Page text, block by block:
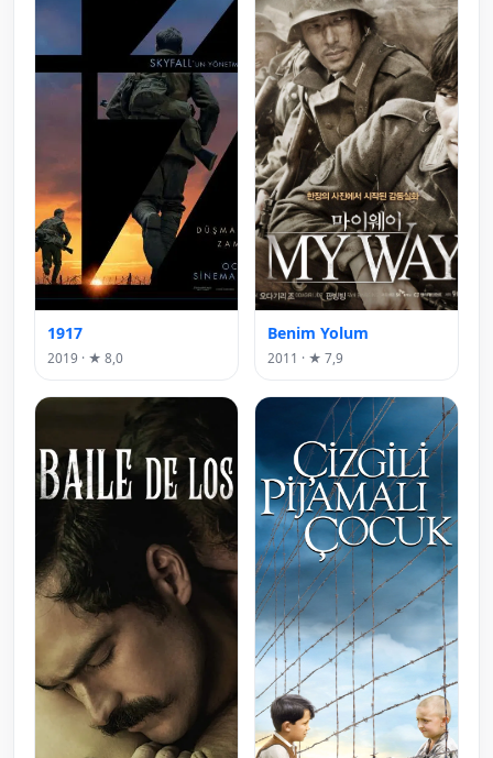
1917
2019 · ★ 8,0
Benim Yolum
2011 · ★ 7,9